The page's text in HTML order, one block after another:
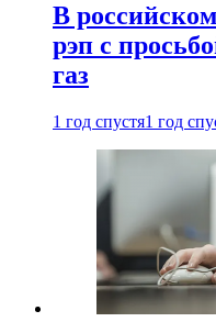
В
рэп с
газ
1 год спустя1 год